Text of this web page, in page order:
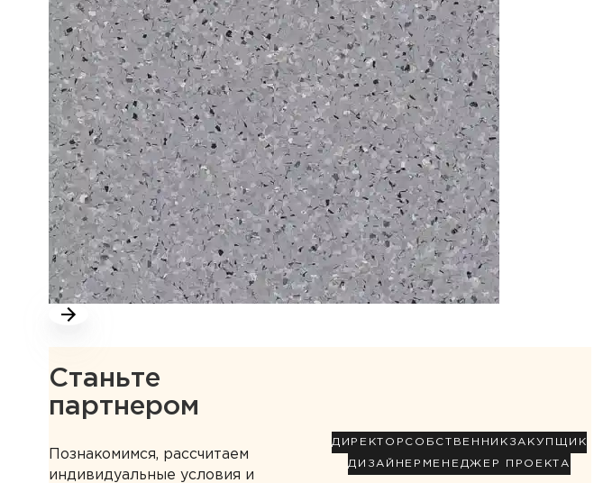
Станьте
партнером
Познакомимся, рассчитаем
индивидуальные условия и
ДИРЕКТОР СОБСТВЕННИК ЗАКУПЩИК
ДИЗАЙНЕР МЕНЕДЖЕР ПРОЕКТА